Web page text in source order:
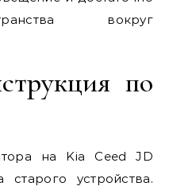
вокруг
по
на Kia Ceed JD
устройства.